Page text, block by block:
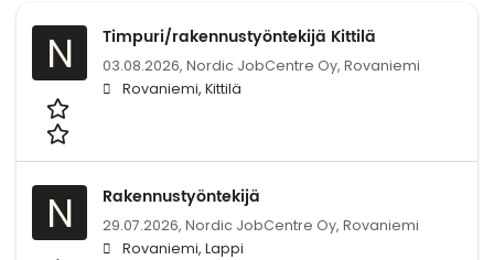
N Timpuri/rakennustyöntekijä Kittilä
03.08.2026, Nordic JobCentre Oy, Rovaniemi
Rovaniemi, Kittilä
N Rakennustyöntekijä
29.07.2026, Nordic JobCentre Oy, Rovaniemi
Rovaniemi, Lappi